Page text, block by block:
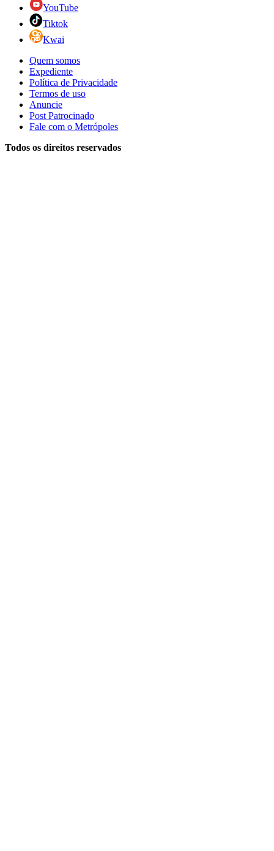
YouTube
Tiktok
Kwai
Quem somos
Expediente
Política de Privacidade
Termos de uso
Anuncie
Post Patrocinado
Fale com o Metrópoles
Todos os direitos reservados